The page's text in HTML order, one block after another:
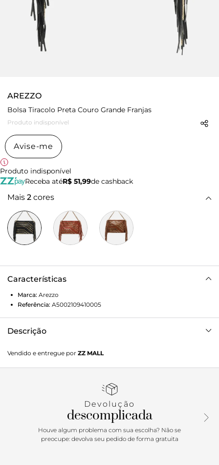
AREZZO
Bolsa Tiracolo Preta Couro Grande Franjas
Produto indisponível
Avise-me
Produto indisponível
Receba atéR$ 51,99de cashback
Mais 2 cores
Características
Marca: Arezzo
Referência: A5002109410005
Descrição
formato estruturado, aplicação de ilhoses de diferentes
tamanhos nas capas e franjas nas laterais. Traz alça em
bolsa nas laterais por argolas. Possui fecho superior em
Vendido e entregue por ZZ MALL
Devolução
descomplicada
Houve algum problema com sua escolha? Não se
preocupe: devolva seu pedido de forma gratuita